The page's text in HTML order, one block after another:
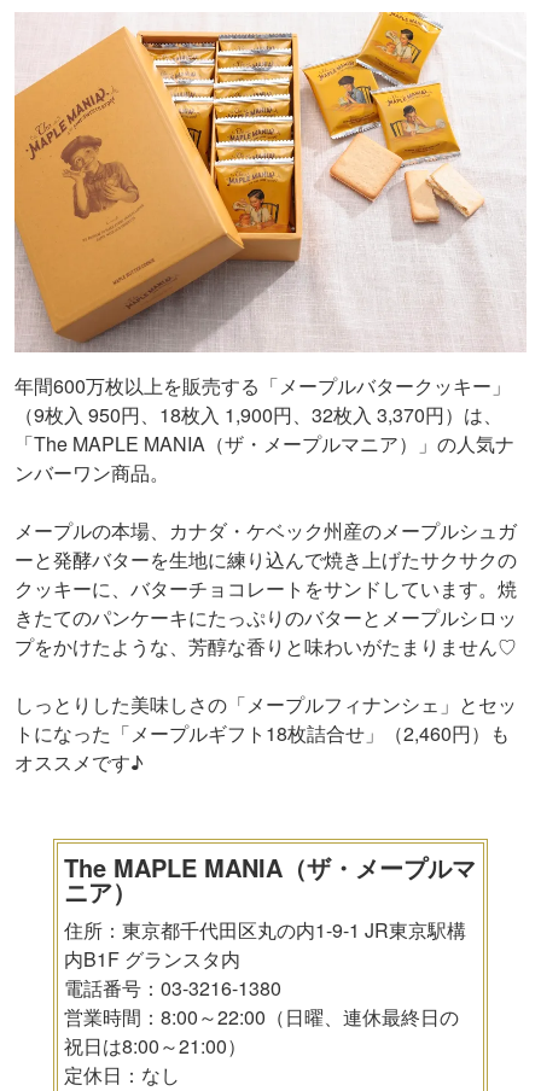
年間600万枚以上を販売する「メープルバタークッキー」
（9枚入 950円、18枚入 1,900円、32枚入 3,370円）は、
「The MAPLE MANIA（ザ・メープルマニア）」の人気ナ
ンバーワン商品。
メープルの本場、カナダ・ケベック州産のメープルシュガ
ーと発酵バターを生地に練り込んで焼き上げたサクサクの
クッキーに、バターチョコレートをサンドしています。焼
きたてのパンケーキにたっぷりのバターとメープルシロッ
プをかけたような、芳醇な香りと味わいがたまりません♡
しっとりした美味しさの「メープルフィナンシェ」とセッ
トになった「メープルギフト18枚詰合せ」（2,460円）も
オススメです♪
The MAPLE MANIA（ザ・メープルマ
ニア）
住所：東京都千代田区丸の内1-9-1 JR東京駅構
内B1F グランスタ内
電話番号：03-3216-1380
営業時間：8:00～22:00（日曜、連休最終日の
祝日は8:00～21:00）
定休日：なし